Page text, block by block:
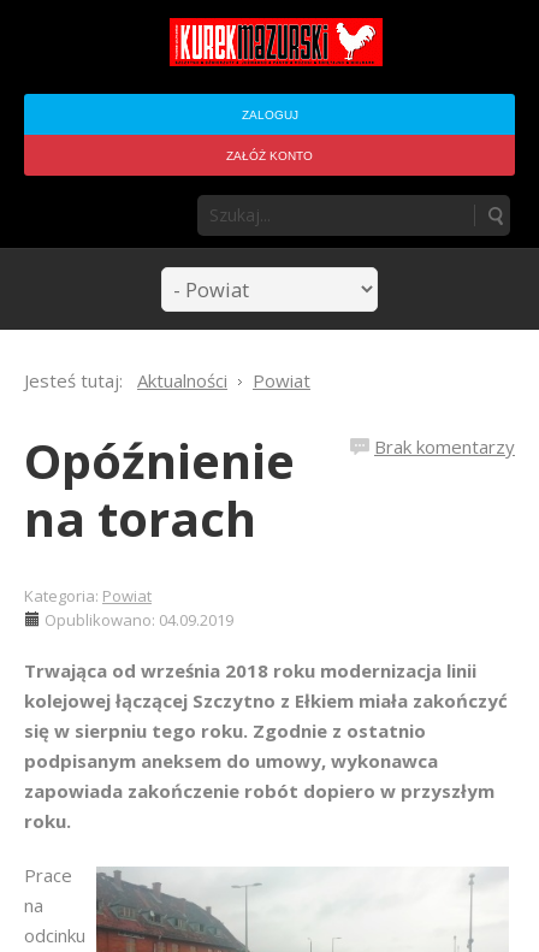
ZALOGUJ
ZAŁÓŻ KONTO
Jesteś tutaj: Aktualności Powiat
Brak komentarzy
Opóźnienie
na torach
Kategoria: Powiat
Opublikowano: 04.09.2019
Trwająca od września 2018 roku modernizacja linii
kolejowej łączącej Szczytno z Ełkiem miała zakończyć
się w sierpniu tego roku. Zgodnie z ostatnio
podpisanym aneksem do umowy, wykonawca
zapowiada zakończenie robót dopiero w przyszłym
roku.
Prace
na
odcinku